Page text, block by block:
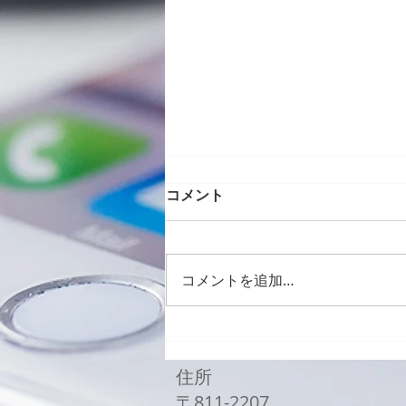
交換修理
コメント
コメントを追加…
住所